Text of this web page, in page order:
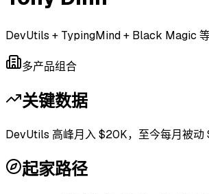
DevUtils + TypingMind + Black Magic
多产品组合
关键数据
DevUtils 高峰月入 $20K，至今每月被动
起家路径